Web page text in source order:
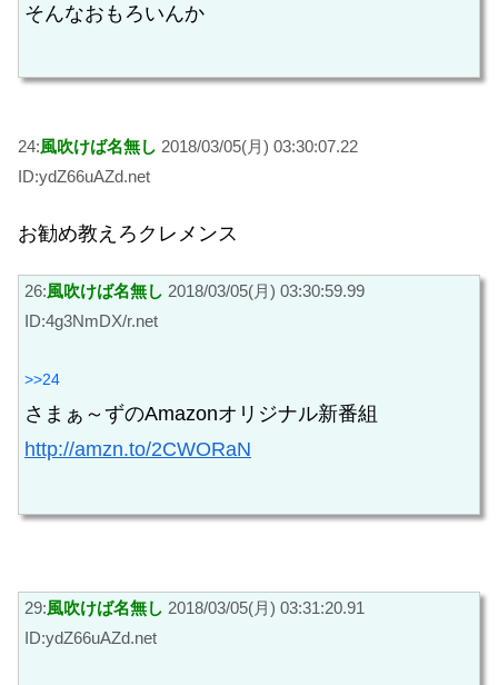
そんなおもろいんか
24:風吹けば名無し 2018/03/05(月) 03:30:07.22
ID:ydZ66uAZd.net
お勧め教えろクレメンス
26:風吹けば名無し 2018/03/05(月) 03:30:59.99
ID:4g3NmDX/r.net
>>24
さまぁ～ずのAmazonオリジナル新番組
http://amzn.to/2CWORaN
29:風吹けば名無し 2018/03/05(月) 03:31:20.91
ID:ydZ66uAZd.net